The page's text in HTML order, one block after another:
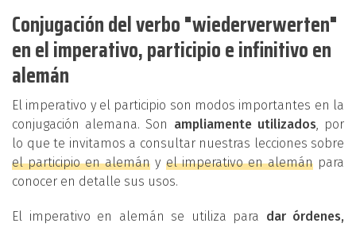
Conjugación del verbo "wiederverwerten"
en el imperativo, participio e infinitivo en
alemán
El imperativo y el participio son modos importantes en la
conjugación alemana. Son ampliamente utilizados, por
lo que te invitamos a consultar nuestras lecciones sobre
el participio en alemán y el imperativo en alemánpara
conocer en detalle sus usos.
El imperativo en alemán se utiliza para dar órdenes,